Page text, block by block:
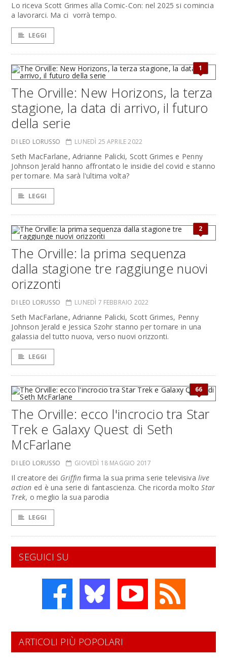
Lo riceva Scott Grimes alla Comic-Con: nel 2025 si comincia
a lavorarci. Ma ci vorrà tempo.
LEGGI
1
The Orville: New Horizons, la terza
stagione, la data di arrivo, il futuro
della serie
DI LEO LORUSSO LUNEDÌ 25 APRILE 2022
Seth MacFarlane, Adrianne Palicki, Scott Grimes e Penny
Johnson Jerald hanno affrontato le insidie del covid e stanno
per tornare. Ma sarà l'ultima volta?
LEGGI
2
The Orville: la prima sequenza
dalla stagione tre raggiunge nuovi
orizzonti
DI LEO LORUSSO LUNEDÌ 7 FEBBRAIO 2022
Seth MacFarlane, Adrianne Palicki, Scott Grimes, Penny
Johnson Jerald e Jessica Szohr stanno per tornare in una
galassia del tutto nuova, verso nuovi orizzonti.
LEGGI
66
The Orville: ecco l'incrocio tra Star
Trek e Galaxy Quest di Seth
McFarlane
DI LEO LORUSSO GIOVEDÌ 18 MAGGIO 2017
Il creatore dei Griffin firma la sua prima serie televisivalive
action ed è una serie di fantascienza. Che ricorda moltoStar
Trek, o meglio la sua parodia
LEGGI
SEGUICI SU
ARTICOLI PIÙ POPOLARI